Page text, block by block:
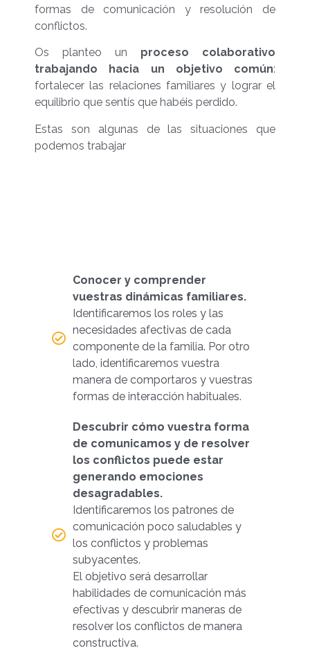
formas de comunicación y resolución de
conflictos.
Os planteo un proceso colaborativo
trabajando hacia un objetivo común:
fortalecer las relaciones familiares y lograr el
equilibrio que sentís que habéis perdido.
Estas son algunas de las situaciones que
podemos trabajar
Conocer y comprender
vuestras dinámicas familiares.
Identificaremos los roles y las
necesidades afectivas de cada
componente de la familia. Por otro
lado, identificaremos vuestra
manera de comportaros y vuestras
formas de interacción habituales.
Descubrir cómo vuestra forma
de comunicamos y de resolver
los conflictos puede estar
generando emociones
desagradables.
Identificaremos los patrones de
comunicación poco saludables y
los conflictos y problemas
subyacentes.
El objetivo será desarrollar
habilidades de comunicación más
efectivas y descubrir maneras de
resolver los conflictos de manera
constructiva.